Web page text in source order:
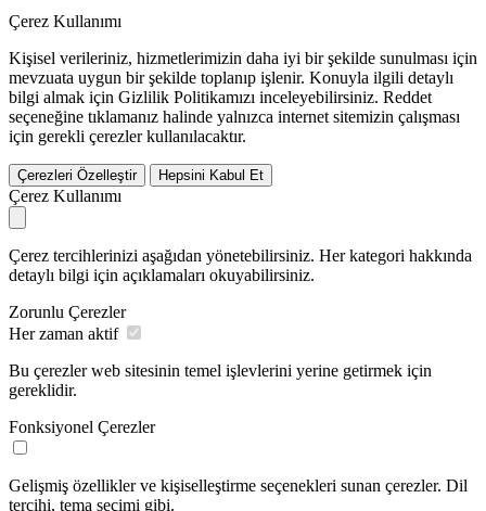
Çerez Kullanımı
Kişisel verileriniz, hizmetlerimizin daha iyi bir şekilde sunulması için
mevzuata uygun bir şekilde toplanıp işlenir. Konuyla ilgili detaylı
bilgi almak için Gizlilik Politikamızı inceleyebilirsiniz. Reddet
seçeneğine tıklamanız halinde yalnızca internet sitemizin çalışması
için gerekli çerezler kullanılacaktır.
Çerezleri Özelleştir Hepsini Kabul Et
Çerez Kullanımı
Çerez tercihlerinizi aşağıdan yönetebilirsiniz. Her kategori hakkında
detaylı bilgi için açıklamaları okuyabilirsiniz.
Zorunlu Çerezler
Her zaman aktif
Bu çerezler web sitesinin temel işlevlerini yerine getirmek için
gereklidir.
Fonksiyonel Çerezler
Gelişmiş özellikler ve kişiselleştirme seçenekleri sunan çerezler. Dil
tercihi, tema seçimi gibi.